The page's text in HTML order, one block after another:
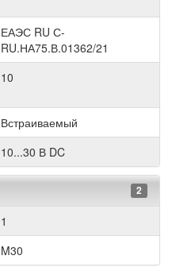
ЕАЭС RU С-
RU.НА75.В.01362/21
10
Встраиваемый
10...30 В DC
2
1
M30